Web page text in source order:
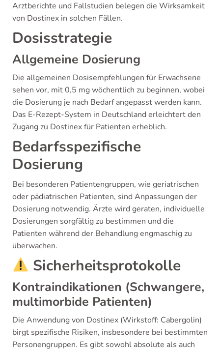
Arztberichte und Fallstudien belegen die Wirksamkeit
von Dostinex in solchen Fällen.
Dosisstrategie
Allgemeine Dosierung
Die allgemeinen Dosisempfehlungen für Erwachsene
sehen vor, mit 0,5 mg wöchentlich zu beginnen, wobei
die Dosierung je nach Bedarf angepasst werden kann.
Das E-Rezept-System in Deutschland erleichtert den
Zugang zu Dostinex für Patienten erheblich.
Bedarfsspezifische
Dosierung
Bei besonderen Patientengruppen, wie geriatrischen
oder pädiatrischen Patienten, sind Anpassungen der
Dosierung notwendig. Ärzte wird geraten, individuelle
Dosierungen sorgfältig zu bestimmen und die
Patienten während der Behandlung engmaschig zu
überwachen.
Sicherheitsprotokolle
Kontraindikationen (Schwangere,
multimorbide Patienten)
Die Anwendung von Dostinex (Wirkstoff: Cabergolin)
birgt spezifische Risiken, insbesondere bei bestimmten
Personengruppen. Es gibt sowohl absolute als auch